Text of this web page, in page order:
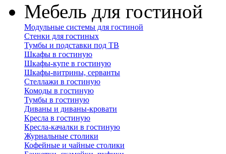
Мебель для гостиной
Модульные системы для гостиной
Стенки для гостиных
Тумбы и подставки под ТВ
Шкафы в гостиную
Шкафы-купе в гостиную
Шкафы-витрины, серванты
Стеллажи в гостиную
Комоды в гостиную
Тумбы в гостиную
Диваны и диваны-кровати
Кресла в гостиную
Кресла-качалки в гостиную
Журнальные столики
Кофейные и чайные столики